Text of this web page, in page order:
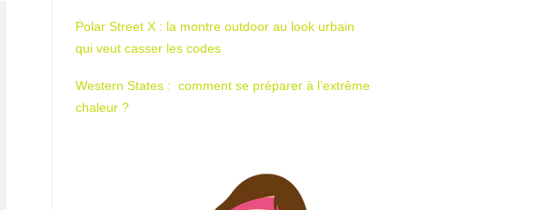
Polar Street X : la montre outdoor au look urbain
qui veut casser les codes
Western States : comment se préparer à l’extrême
chaleur ?